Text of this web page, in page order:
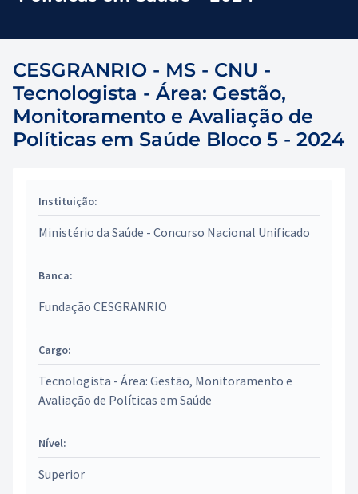
CESGRANRIO - MS - CNU -
Tecnologista - Área: Gestão,
Monitoramento e Avaliação de
Políticas em Saúde Bloco 5 - 2024
Instituição:
Ministério da Saúde - Concurso Nacional Unificado
Banca:
Fundação CESGRANRIO
Cargo:
Tecnologista - Área: Gestão, Monitoramento e
Avaliação de Políticas em Saúde
Nível:
Superior